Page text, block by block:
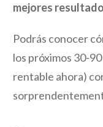
mejores
Podrás conocer
los próximos 30-
rentable ahora)